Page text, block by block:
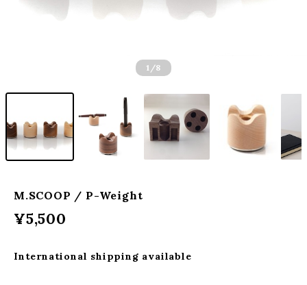
1 /8
M.SCOOP / P-Weight
¥5,500
International shipping available